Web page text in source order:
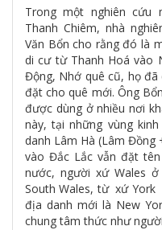
Trong một nghiên cứu
Thanh Chiêm, nhà
Văn Bổn cho rằng đó là
di cư từ Thanh Hoá vào
Động, Nhớ quê cũ, họ
đặt cho quê mới. Ông
được dùng ở nhiều nơi
này, tại những vùng
danh Lâm Hà (Lâm Đồng
vào Đắc Lắc vẫn đặt
nước, người xứ Wales
South Wales, từ xứ York
địa danh mới là New
chung tâm thức như